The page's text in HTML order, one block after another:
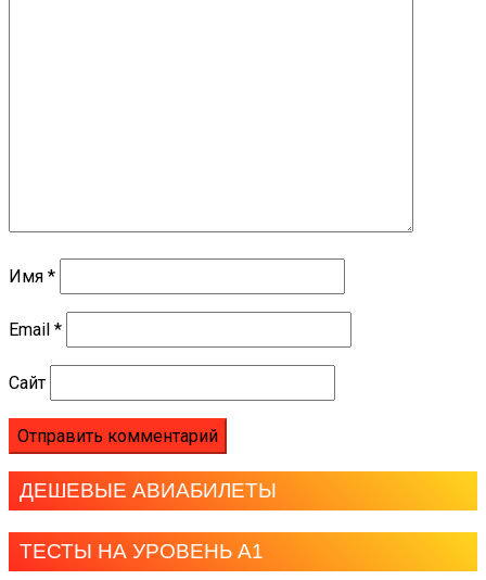
Имя *
Email *
Сайт
ДЕШЕВЫЕ АВИАБИЛЕТЫ
ТЕСТЫ НА УРОВЕНЬ А1